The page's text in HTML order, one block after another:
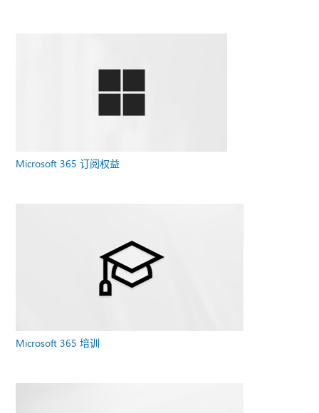
Microsoft 365 订阅权益
Microsoft 365 培训